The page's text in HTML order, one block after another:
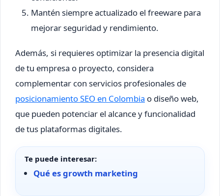
Mantén siempre actualizado el freeware para
mejorar seguridad y rendimiento.
Además, si requieres optimizar la presencia digital
de tu empresa o proyecto, considera
complementar con servicios profesionales de
posicionamiento SEO en Colombia o diseño web,
que pueden potenciar el alcance y funcionalidad
de tus plataformas digitales.
Te puede interesar:
Qué es growth marketing